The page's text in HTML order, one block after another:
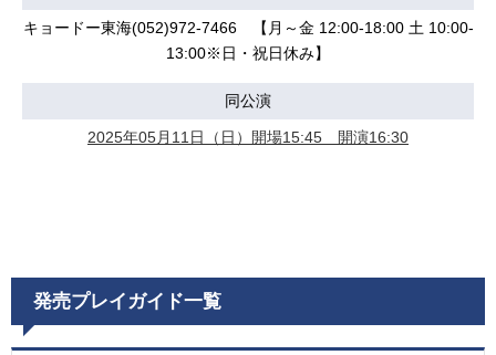
キョードー東海(052)972-7466 【月～金 12:00-18:00 土 10:00-
13:00※日・祝日休み】
同公演
2025年05月11日（日）開場15:45 開演16:30
発売プレイガイド一覧